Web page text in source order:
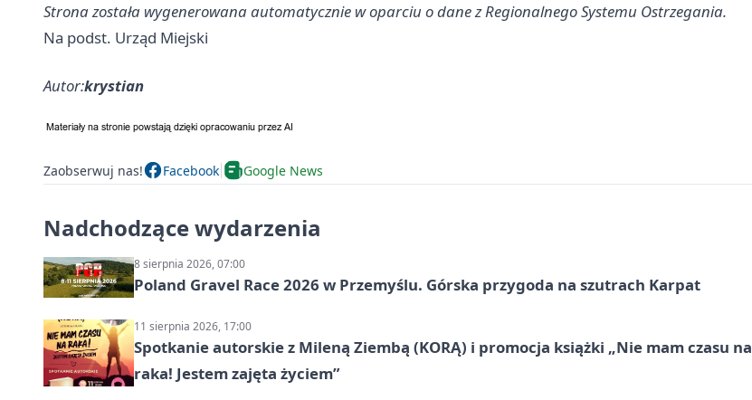
Strona została wygenerowana automatycznie w oparciu o dane z Regionalnego Systemu Ostrzegania.
Na podst. Urząd Miejski
Autor:krystian
Zaobserwuj nas! Facebook Google News
Nadchodzące wydarzenia
8 sierpnia 2026, 07:00
Poland Gravel Race 2026 w Przemyślu. Górska przygoda na szutrach Karpat
11 sierpnia 2026, 17:00
Spotkanie autorskie z Mileną Ziembą (KORĄ) i promocja książki „Nie mam czasu na
raka! Jestem zajęta życiem”